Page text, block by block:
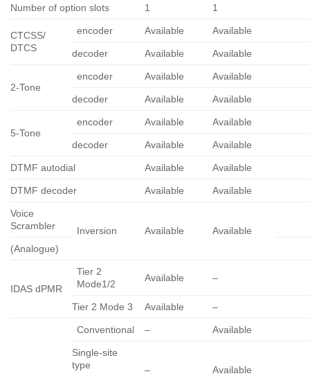
Number of option slots 1 1
CTCSS/
DTCS
encoder Available Available
decoder Available Available
2-Tone
encoder Available Available
decoder Available Available
5-Tone
encoder Available Available
decoder Available Available
DTMF autodial Available Available
DTMF decoder Available Available
Voice
Scrambler
Inversion Available
Available
(Analogue)
IDAS dPMR
Tier 2
Mode1/2
Available –
Tier 2 Mode 3 Available –
Conventional – Available
Single-site
type
–
Available